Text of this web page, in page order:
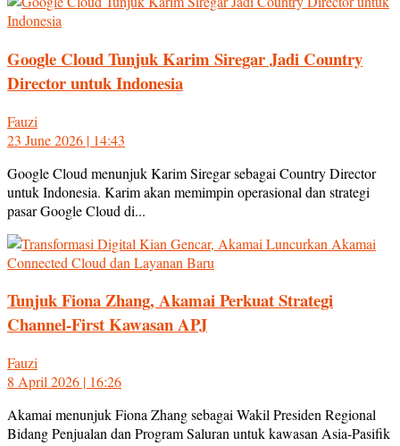
Google Cloud Tunjuk Karim Siregar Jadi Country
Director untuk Indonesia
Fauzi
23 June 2026 | 14:43
Google Cloud menunjuk Karim Siregar sebagai Country Director
untuk Indonesia. Karim akan memimpin operasional dan strategi
pasar Google Cloud di...
Tunjuk Fiona Zhang, Akamai Perkuat Strategi
Channel-First Kawasan APJ
Fauzi
8 April 2026 | 16:26
Akamai menunjuk Fiona Zhang sebagai Wakil Presiden Regional
Bidang Penjualan dan Program Saluran untuk kawasan Asia-Pasifik